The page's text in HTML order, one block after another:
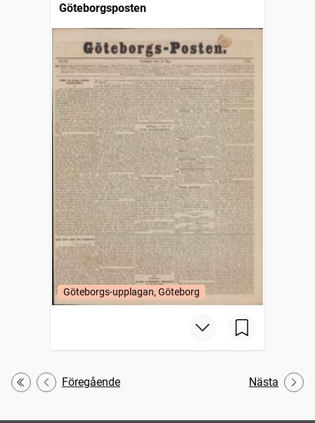
Göteborgsposten
Göteborgs-upplagan, Göteborg
Första
Föregående Nästa